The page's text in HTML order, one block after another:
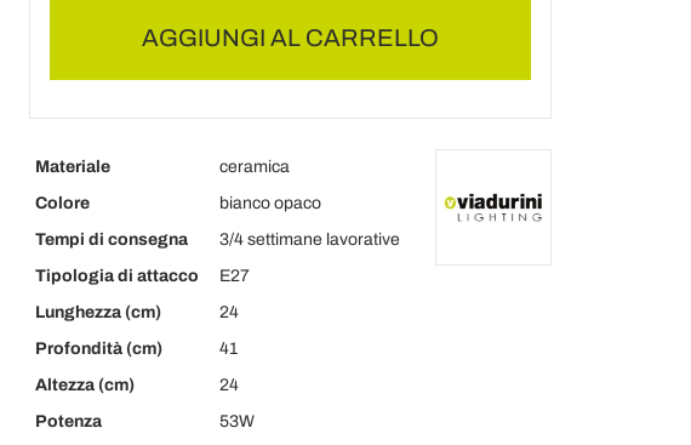
AGGIUNGI AL CARRELLO
Materiale
ceramica
Colore
bianco opaco
Tempi di consegna
3/4 settimane lavorative
Tipologia di attacco
E27
Lunghezza (cm)
24
Profondità (cm)
41
Altezza (cm)
24
Potenza
53W